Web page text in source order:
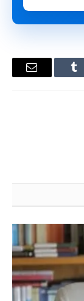
Tumblr
البريد